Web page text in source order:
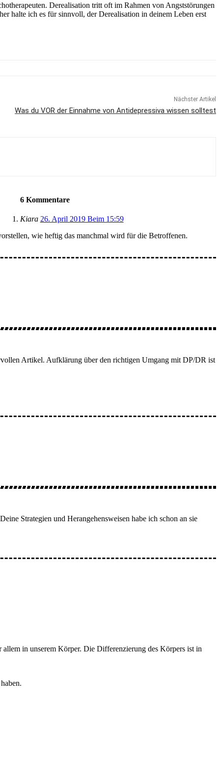
Derealisation tritt oft im Rahmen von Angststörungen
halte ich es für sinnvoll, der Derealisation in deinem Leben erst
Nächster Artikel
Was du VOR der Einnahme von Antidepressiva wissen solltest
6 Kommentare
Kiara 26. April 2019 Beim 15:59
wie heftig das manchmal wird für die Betroffenen.
Artikel. Aufklärung über den richtigen Umgang mit DP/DR ist
Strategien und Herangehensweisen habe ich schon an sie
in unserem Körper. Die Differenzierung des Körpers ist in